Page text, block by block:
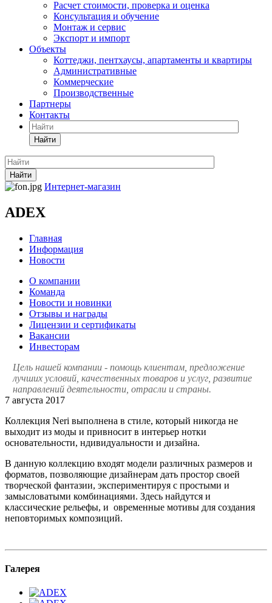
Расчет стоимости, проверка и оценка
Консультация и обучение
Монтаж и сервис
Экспорт и импорт
Объекты
Коттеджи, пентхаусы, апартаменты и квартиры
Административные
Коммерческие
Производственные
Партнеры
Контакты
Найти
Найти
Интернет-магазин
ADEX
Главная
Информация
Новости
О компании
Команда
Новости и новинки
Отзывы и награды
Лицензии и сертификаты
Вакансии
Инвесторам
Цель нашей компании - помощь клиентам, предложение
лучших условий, качественных товаров и услуг, развитие
направлений деятельности, отрасли и страны.
7 августа 2017
Коллекция Neri выполнена в стиле, который никогда не
выходит из моды и привносит в интерьер нотки
основательности, ндивидуальности и дизайна.
В данную коллекцию входят модели различных размеров и
форматов, позволяющие дизайнерам дать простор своей
творческой фантазии, экспериментируя с простыми и
замысловатыми комбинациями. Здесь найдутся и
классические рельефы, и овременные мотивы для создания
неповторимых композиций.
Галерея